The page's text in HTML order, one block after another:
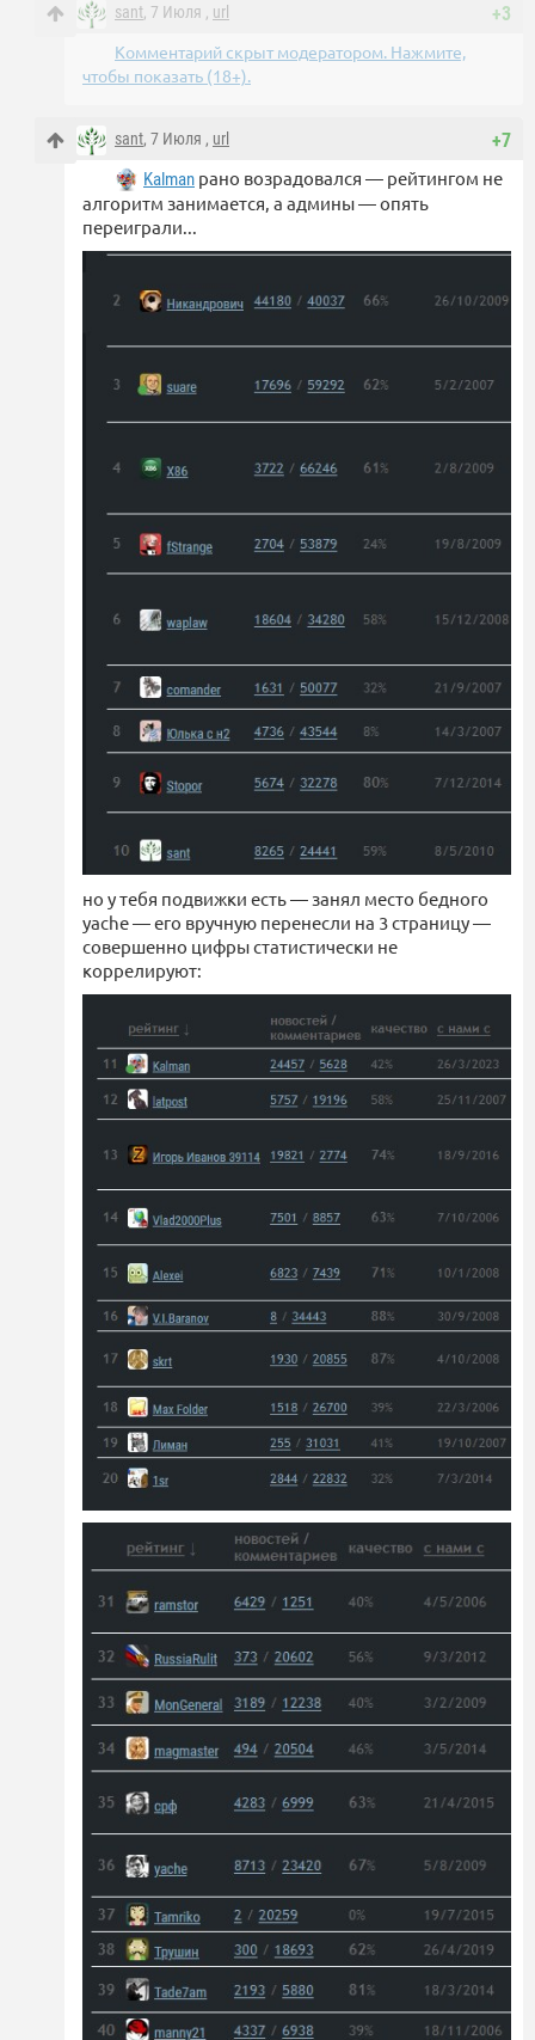
+3
sant, 7 Июля , url
Комментарий скрыт модератором. Нажмите,
чтобы показать (18+).
+7
sant, 7 Июля , url
Kalman рано возрадовался — рейтингом не
алгоритм занимается, а админы — опять
переиграли...
но у тебя подвижки есть — занял место бедного
yache — его вручную перенесли на 3 страницу —
совершенно цифры статистически не
коррелируют: